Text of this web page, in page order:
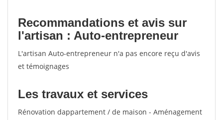
Recommandations et avis sur
l'artisan : Auto-entrepreneur
L'artisan Auto-entrepreneur n'a pas encore reçu d'avis
et témoignages
Les travaux et services
Rénovation dappartement / de maison - Aménagement